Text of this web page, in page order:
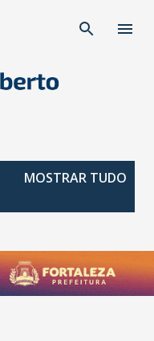
MOSTRAR TUDO